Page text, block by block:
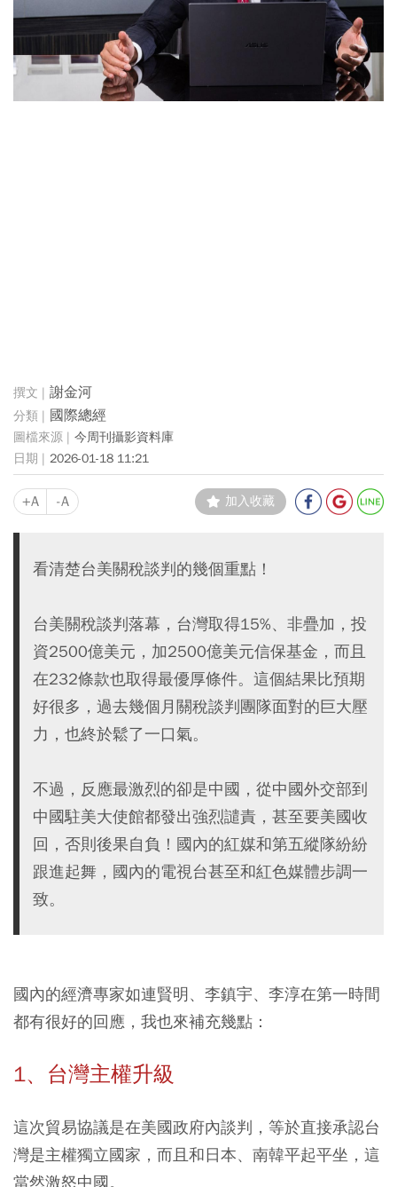
謝金河
國際總經
今周刊攝影資料庫
2026-01-18 11:21
+A -A 加入收藏
看清楚台美關稅談判的幾個重點！
台美關稅談判落幕，台灣取得15%、非疊加，投
資2500億美元，加2500億美元信保基金，而且
在232條款也取得最優厚條件。這個結果比預期
好很多，過去幾個月關稅談判團隊面對的巨大壓
力，也終於鬆了一口氣。
不過，反應最激烈的卻是中國，從中國外交部到
中國駐美大使館都發出強烈譴責，甚至要美國收
回，否則後果自負！國內的紅媒和第五縱隊紛紛
跟進起舞，國內的電視台甚至和紅色媒體步調一
致。
國內的經濟專家如連賢明、李鎮宇、李淳在第一時間
都有很好的回應，我也來補充幾點：
1、台灣主權升級
這次貿易協議是在美國政府內談判，等於直接承認台
灣是主權獨立國家，而且和日本、南韓平起平坐，這
當然激怒中國。